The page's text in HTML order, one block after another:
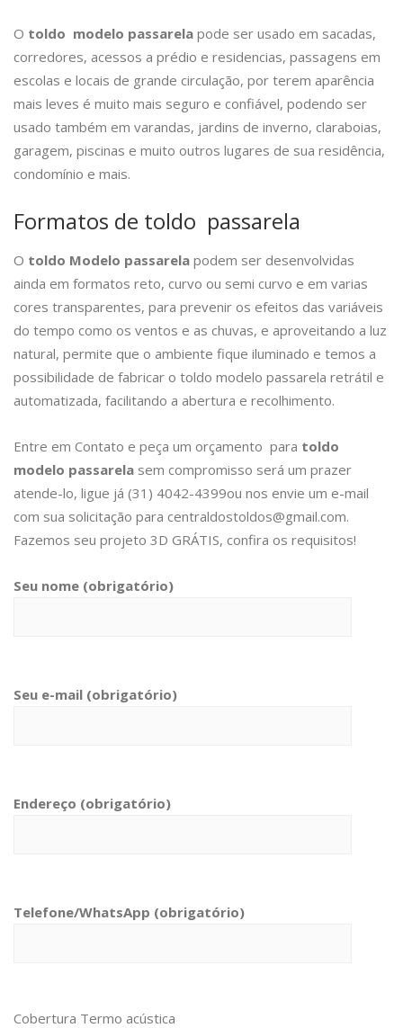
O toldo modelo passarela pode ser usado em sacadas,
corredores, acessos a prédio e residencias, passagens em
escolas e locais de grande circulação, por terem aparência
mais leves é muito mais seguro e confiável, podendo ser
usado também em varandas, jardins de inverno, claraboias,
garagem, piscinas e muito outros lugares de sua residência,
condomínio e mais.
Formatos de toldo passarela
O toldo Modelo passarela podem ser desenvolvidas
ainda em formatos reto, curvo ou semi curvo e em varias
cores transparentes, para prevenir os efeitos das variáveis
do tempo como os ventos e as chuvas, e aproveitando a luz
natural, permite que o ambiente fique iluminado e temos a
possibilidade de fabricar o toldo modelo passarela retrátil e
automatizada, facilitando a abertura e recolhimento.
Entre em Contato e peça um orçamento para toldo
modelo passarela sem compromisso será um prazer
atende-lo, ligue já (31) 4042-4399ou nos envie um e-mail
com sua solicitação para centraldostoldos@gmail.com.
Fazemos seu projeto 3D GRÁTIS, confira os requisitos!
Seu nome (obrigatório)
Seu e-mail (obrigatório)
Endereço (obrigatório)
Telefone/WhatsApp (obrigatório)